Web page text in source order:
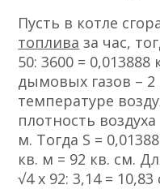
Пусть в котле
топлива за час,
50: 3600 =
дымовых газов – 2
температуре
плотность
м. Тогда S =
кв. м = 92 кв. см.
√4 x 92: 3,14 = 10,83